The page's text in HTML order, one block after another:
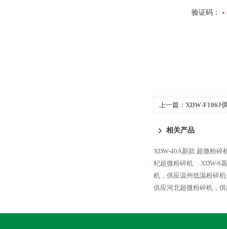
验证码：
上一篇： XDW-F106J
相关产品
XDW-40A新款 超微粉碎
杞超微粉碎机
XDW-9
机，供应温州低温粉碎
供应河北超微粉碎机，